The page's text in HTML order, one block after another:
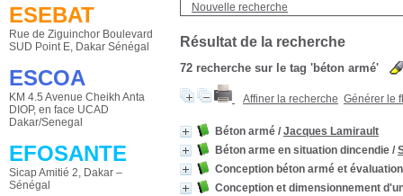
Nouvelle recherche
Résultat de la recherche
72 recherche sur le tag 'béton armé'
Affiner la recherche Générer le
Béton armé / Jacques Lamirault
Béton arme en situation dincendie /
Conception béton armé et
Conception et dimensionnement
texte imprimé
ESEBAT
Rue de Ziguinchor Boulevard
SUD Point E, Dakar Sénégal
ESCOA
KM 4.5 Avenue Cheikh Anta
DIOP, en face UCAD
Dakar/Senegal
EFOSANTE
Sicap Amitié 2, Dakar –
Sénégal